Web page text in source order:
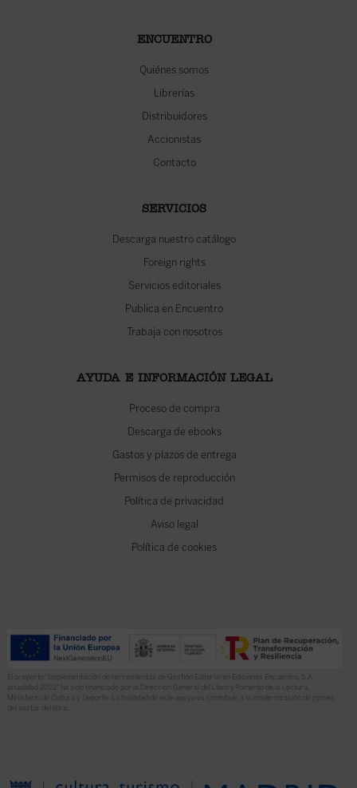
ENCUENTRO
Quiénes somos
Librerías
Distribuidores
Accionistas
Contacto
SERVICIOS
Descarga nuestro catálogo
Foreign rights
Servicios editoriales
Publica en Encuentro
Trabaja con nosotros
AYUDA E INFORMACIÓN LEGAL
Proceso de compra
Descarga de ebooks
Gastos y plazos de entrega
Permisos de reproducción
Política de privacidad
Aviso legal
Política de cookies
El proyecto “Implementación de herramientas de Gestión Editorial en Ediciones Encuentro, S.A.
anualidad 2022” ha sido financiado por la Dirección General del Libro y Fomento de la Lectura,
Ministerio de Cultura y Deporte. La finalidad de este apoyo es contribuir a la modernización de pymes
del sector del libro.